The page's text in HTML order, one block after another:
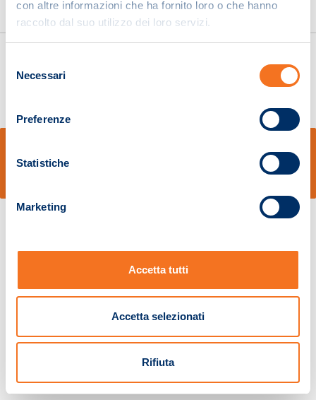
con altre informazioni che ha fornito loro o che hanno
raccolto dal suo utilizzo dei loro servizi.
delNecessari
Preferenze
Statistiche
Marketing
Accetta tutti
Accetta selezionati
Rifiuta
Pistoia 01680210505 – R.E.A. n.155974 - Cap.Soc. € 2.000.000,00 i.v. La
Società adotta il Codice Etico D.lgs. 231/01